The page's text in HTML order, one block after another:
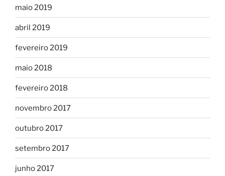
maio 2019
abril 2019
fevereiro 2019
maio 2018
fevereiro 2018
novembro 2017
outubro 2017
setembro 2017
junho 2017